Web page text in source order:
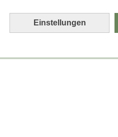
Einstellungen